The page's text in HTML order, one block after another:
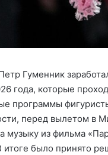
Гуменник
года, которые
программы
перед вылетом в
музыку из фильма
итоге было принято